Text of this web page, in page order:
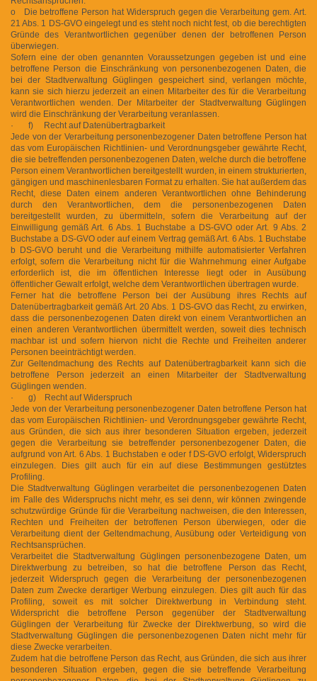
o Die betroffene Person hat Widerspruch gegen die Verarbeitung gem. Art.
21 Abs. 1 DS-GVO eingelegt und es steht noch nicht fest, ob die berechtigten
Gründe des Verantwortlichen gegenüber denen der betroffenen Person
überwiegen.
Sofern eine der oben genannten Voraussetzungen gegeben ist und eine
betroffene Person die Einschränkung von personenbezogenen Daten, die
bei der Stadtverwaltung Güglingen gespeichert sind, verlangen möchte,
kann sie sich hierzu jederzeit an einen Mitarbeiter des für die Verarbeitung
Verantwortlichen wenden. Der Mitarbeiter der Stadtverwaltung Güglingen
wird die Einschränkung der Verarbeitung veranlassen.
· f) Recht auf Datenübertragbarkeit
Jede von der Verarbeitung personenbezogener Daten betroffene Person hat
das vom Europäischen Richtlinien- und Verordnungsgeber gewährte Recht,
die sie betreffenden personenbezogenen Daten, welche durch die betroffene
Person einem Verantwortlichen bereitgestellt wurden, in einem strukturierten,
gängigen und maschinenlesbaren Format zu erhalten. Sie hat außerdem das
Recht, diese Daten einem anderen Verantwortlichen ohne Behinderung
durch den Verantwortlichen, dem die personenbezogenen Daten
bereitgestellt wurden, zu übermitteln, sofern die Verarbeitung auf der
Einwilligung gemäß Art. 6 Abs. 1 Buchstabe a DS-GVO oder Art. 9 Abs. 2
Buchstabe a DS-GVO oder auf einem Vertrag gemäß Art. 6 Abs. 1 Buchstabe
b DS-GVO beruht und die Verarbeitung mithilfe automatisierter Verfahren
erfolgt, sofern die Verarbeitung nicht für die Wahrnehmung einer Aufgabe
erforderlich ist, die im öffentlichen Interesse liegt oder in Ausübung
öffentlicher Gewalt erfolgt, welche dem Verantwortlichen übertragen wurde.
Ferner hat die betroffene Person bei der Ausübung ihres Rechts auf
Datenübertragbarkeit gemäß Art. 20 Abs. 1 DS-GVO das Recht, zu erwirken,
dass die personenbezogenen Daten direkt von einem Verantwortlichen an
einen anderen Verantwortlichen übermittelt werden, soweit dies technisch
machbar ist und sofern hiervon nicht die Rechte und Freiheiten anderer
Personen beeinträchtigt werden.
Zur Geltendmachung des Rechts auf Datenübertragbarkeit kann sich die
betroffene Person jederzeit an einen Mitarbeiter der Stadtverwaltung
Güglingen wenden.
· g) Recht auf Widerspruch
Jede von der Verarbeitung personenbezogener Daten betroffene Person hat
das vom Europäischen Richtlinien- und Verordnungsgeber gewährte Recht,
aus Gründen, die sich aus ihrer besonderen Situation ergeben, jederzeit
gegen die Verarbeitung sie betreffender personenbezogener Daten, die
aufgrund von Art. 6 Abs. 1 Buchstaben e oder f DS-GVO erfolgt, Widerspruch
einzulegen. Dies gilt auch für ein auf diese Bestimmungen gestütztes
Profiling.
Die Stadtverwaltung Güglingen verarbeitet die personenbezogenen Daten
im Falle des Widerspruchs nicht mehr, es sei denn, wir können zwingende
schutzwürdige Gründe für die Verarbeitung nachweisen, die den Interessen,
Rechten und Freiheiten der betroffenen Person überwiegen, oder die
Verarbeitung dient der Geltendmachung, Ausübung oder Verteidigung von
Rechtsansprüchen.
Verarbeitet die Stadtverwaltung Güglingen personenbezogene Daten, um
Direktwerbung zu betreiben, so hat die betroffene Person das Recht,
jederzeit Widerspruch gegen die Verarbeitung der personenbezogenen
Daten zum Zwecke derartiger Werbung einzulegen. Dies gilt auch für das
Profiling, soweit es mit solcher Direktwerbung in Verbindung steht.
Widerspricht die betroffene Person gegenüber der Stadtverwaltung
Güglingen der Verarbeitung für Zwecke der Direktwerbung, so wird die
Stadtverwaltung Güglingen die personenbezogenen Daten nicht mehr für
diese Zwecke verarbeiten.
Zudem hat die betroffene Person das Recht, aus Gründen, die sich aus ihrer
besonderen Situation ergeben, gegen die sie betreffende Verarbeitung